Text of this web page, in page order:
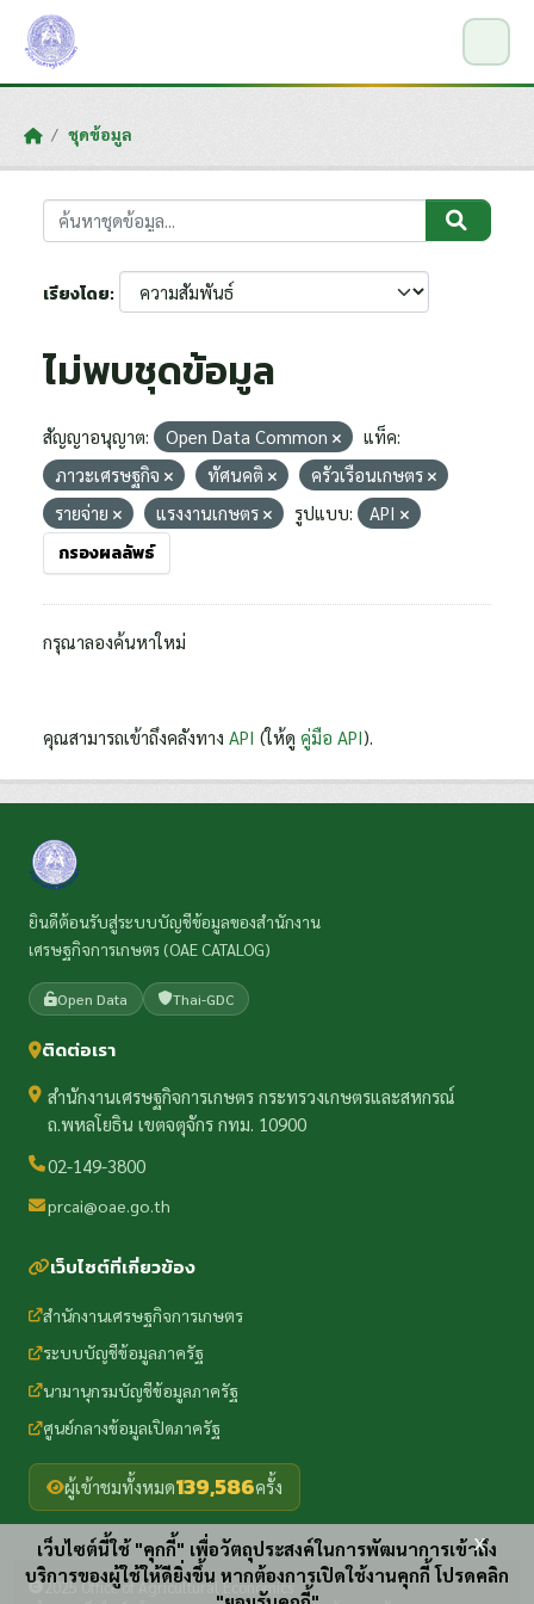
Skip to main content
ชุดข้อมูล
เรียงโดย
ไม่พบชุดข้อมูล
สัญญาอนุญาต: Open Data Common
แท็ค:
ภาวะเศรษฐกิจ
ทัศนคติ
ครัวเรือนเกษตร
รายจ่าย
แรงงานเกษตร รูปแบบ: API
กรองผลลัพธ์
กรุณาลองค้นหาใหม่
คุณสามารถเข้าถึงคลังทาง API (ให้ดู คู่มือ API).
ยินดีต้อนรับสู่ระบบบัญชีข้อมูลของสำนักงาน
เศรษฐกิจการเกษตร (OAE CATALOG)
Open Data Thai-GDC
ติดต่อเรา
สำนักงานเศรษฐกิจการเกษตร กระทรวงเกษตรและสหกรณ์
ถ.พหลโยธิน เขตจตุจักร กทม. 10900
02-149-3800
prcai@oae.go.th
เว็บไซต์ที่เกี่ยวข้อง
สำนักงานเศรษฐกิจการเกษตร
ระบบบัญชีข้อมูลภาครัฐ
นามานุกรมบัญชีข้อมูลภาครัฐ
ศูนย์กลางข้อมูลเปิดภาครัฐ
ผู้เข้าชมทั้งหมด139,586ครั้ง
2025 Office of Agricultural Economics
เว็บไซต์นี้ใช้ "คุกกี้" เพื่อวัตถุประสงค์ในการพัฒนาการเข้าถึง
บริการของผู้ใช้ให้ดียิ่งขึ้น หากต้องการเปิดใช้งานคุกกี้ โปรดคลิก
x